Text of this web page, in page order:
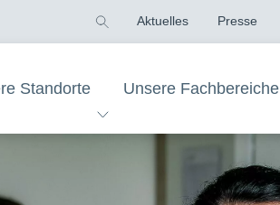
Aktuelles Presse
Standorte Unsere Fachbereiche